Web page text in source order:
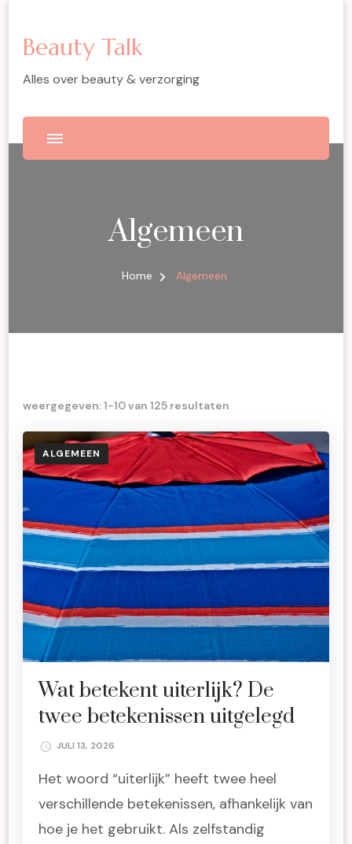
Beauty Talk
Alles over beauty & verzorging
Algemeen
Home Algemeen
weergegeven: 1-10 van 125 resultaten
ALGEMEEN
Wat betekent uiterlijk? De
twee betekenissen uitgelegd
JULI 13, 2026
Het woord “uiterlijk” heeft twee heel
verschillende betekenissen, afhankelijk van
hoe je het gebruikt. Als zelfstandig